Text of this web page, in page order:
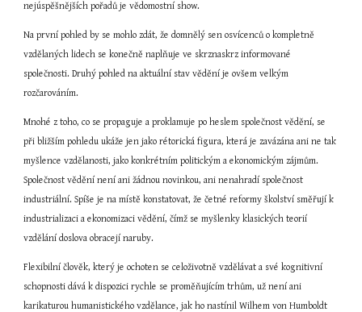
nejúspěšnějších pořadů je vědomostní show.
Na první pohled by se mohlo zdát, že domnělý sen osvícenců o kompletně
vzdělaných lidech se konečně naplňuje ve skrznaskrz informované
společnosti. Druhý pohled na aktuální stav vědění je ovšem velkým
rozčarováním.
Mnohé z toho, co se propaguje a proklamuje po heslem společnost vědění, se
při bližším pohledu ukáže jen jako rétorická figura, která je zavázána ani ne tak
myšlence vzdělanosti, jako konkrétním politickým a ekonomickým zájmům.
Společnost vědění není ani žádnou novinkou, ani nenahradí společnost
industriální. Spíše je na místě konstatovat, že četné reformy školství směřují k
industrializaci a ekonomizaci vědění, čímž se myšlenky klasických teorií
vzdělání doslova obracejí naruby.
Flexibilní člověk, který je ochoten se celoživotně vzdělávat a své kognitivní
schopnosti dává k dispozici rychle se proměňujícím trhům, už není ani
karikaturou humanistického vzdělance, jak ho nastínil Wilhem von Humboldt